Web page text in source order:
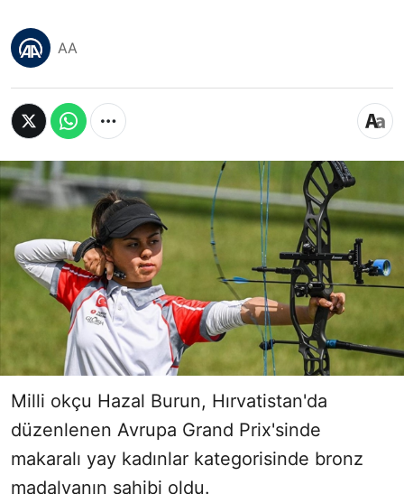
AA
Milli okçu Hazal Burun, Hırvatistan'da
düzenlenen Avrupa Grand Prix'sinde
makaralı yay kadınlar kategorisinde bronz
madalyanın sahibi oldu.